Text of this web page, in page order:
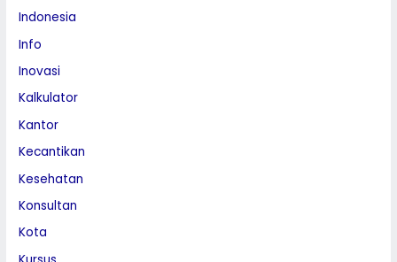
Indonesia
Info
Inovasi
Kalkulator
Kantor
Kecantikan
Kesehatan
Konsultan
Kota